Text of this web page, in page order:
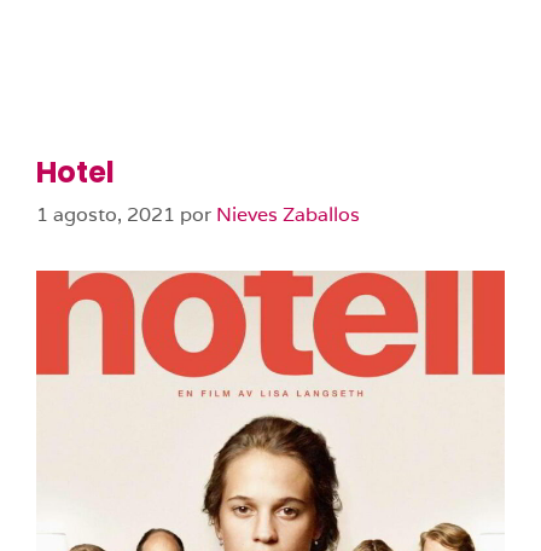
Hotel
1 agosto, 2021 por Nieves Zaballos